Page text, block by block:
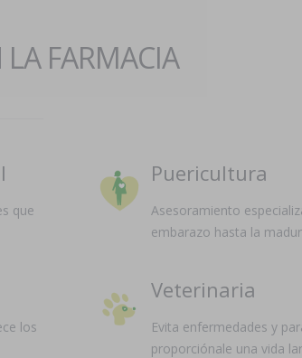
LA FARMACIA
que
Puericultura
Asesoramiento
embarazo hasta la
los
Veterinaria
Evita enfermedades y
proporciónale una vida